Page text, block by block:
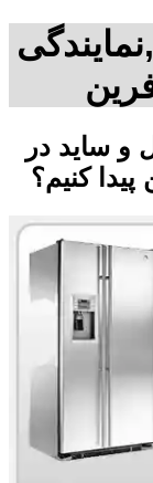
و ساید در
کنیم؟